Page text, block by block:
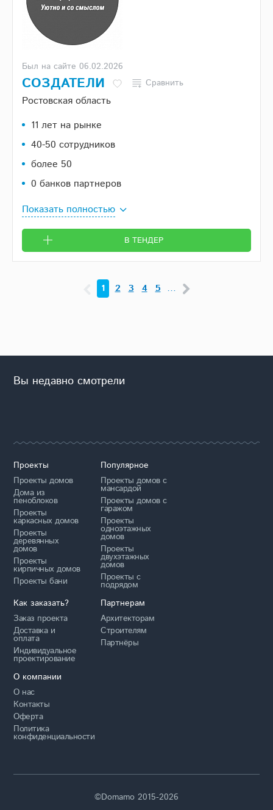
Был на сайте 06.02.2026
СОЗДАТЕЛИ Сравнить
Ростовская область
11 лет на рынке
40-50 сотрудников
более 50
0 банков партнеров
Показать полностью
В ТЕНДЕР
1 2 3 4 5 …
Вы недавно смотрели
Проекты
Проекты домов
Дома из
пеноблоков
Проекты
каркасных домов
Проекты
деревянных
домов
Проекты
кирпичных домов
Проекты бани
Популярное
Проекты домов с
мансардой
Проекты домов с
гаражом
Проекты
одноэтажных
домов
Проекты
двухэтажных
домов
Проекты с
подрядом
Как заказать?
Заказ проекта
Доставка и
оплата
Индивидуальное
проектирование
Партнерам
Архитекторам
Строителям
Партнёры
О компании
О нас
Контакты
Оферта
Политика
конфиденциальности
©Domamo 2015-2026